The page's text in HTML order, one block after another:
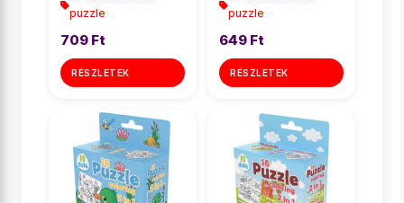
puzzle
709 Ft
RÉSZLETEK
puzzle
649 Ft
RÉSZLETEK